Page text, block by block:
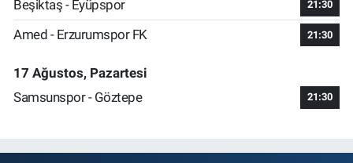
Beşiktaş - Eyüpspor 21:30
Amed - Erzurumspor FK 21:30
17 Ağustos, Pazartesi
Samsunspor - Göztepe
21:30